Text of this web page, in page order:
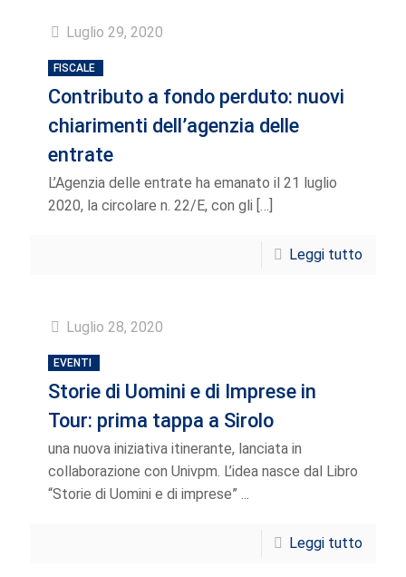
Luglio 29, 2020
FISCALE
Contributo a fondo perduto: nuovi
chiarimenti dell’agenzia delle
entrate
L’Agenzia delle entrate ha emanato il 21 luglio
2020, la circolare n. 22/E, con gli […]
Leggi tutto
Luglio 28, 2020
EVENTI
Storie di Uomini e di Imprese in
Tour: prima tappa a Sirolo
una nuova iniziativa itinerante, lanciata in
collaborazione con Univpm. L’idea nasce dal Libro
“Storie di Uomini e di imprese” ...
Leggi tutto